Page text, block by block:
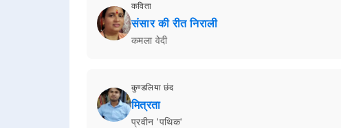
कविता
संसार की रीत निराली
कमला वेदी
कुण्डलिया छंद
मित्रता
प्रवीन 'पथिक'